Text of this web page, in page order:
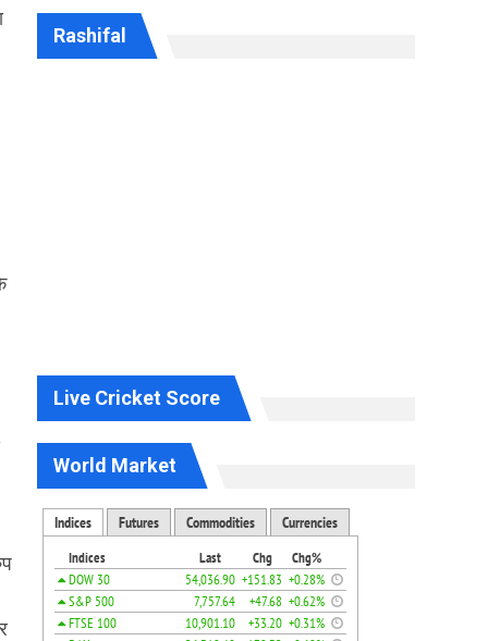
Rashifal
Live Cricket Score
World Market